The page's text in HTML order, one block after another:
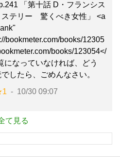
「第十話 D・フランシス
ステリー 驚くべき女性」 <a
bookmeter.com/books/12305
books/123054</
になっていなければ、どう
したら、ごめんなさい。
10/30 09:07
て見る